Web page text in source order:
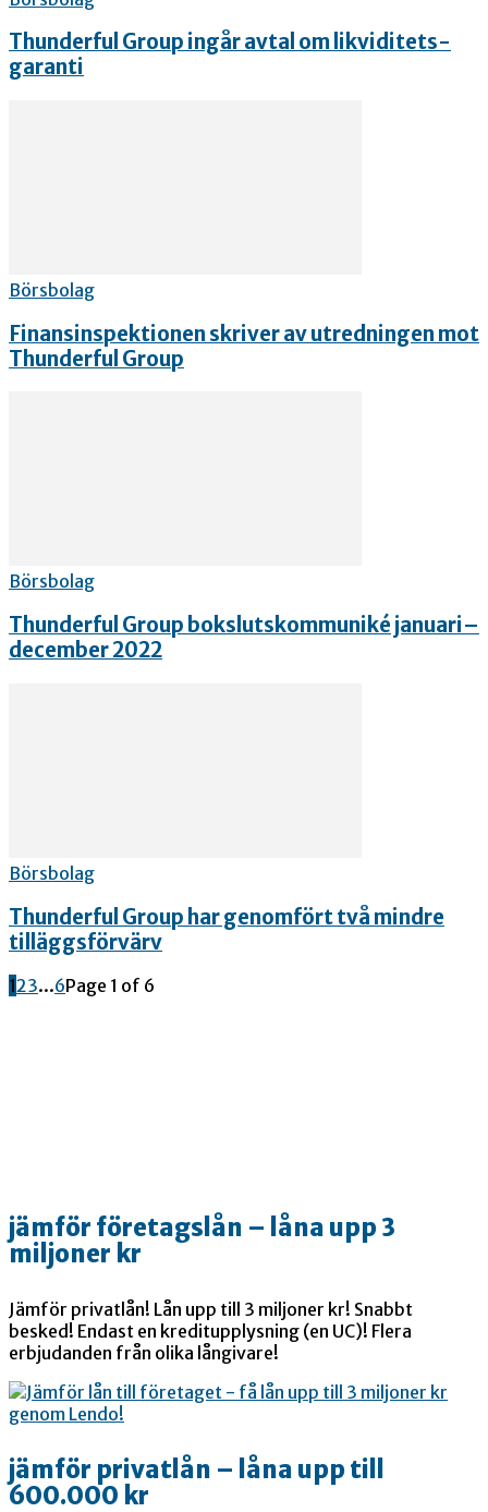
Thunderful Group ingår avtal om likviditets-
garanti
Börsbolag
Finansinspektionen skriver av utredningen mot
Thunderful Group
Börsbolag
Thunderful Group bokslutskommuniké januari–
december 2022
Börsbolag
Thunderful Group har genomfört två mindre
tilläggsförvärv
123...6Page 1 of 6
jämför företagslån – låna upp 3
miljoner kr
Jämför privatlån! Lån upp till 3 miljoner kr! Snabbt
besked! Endast en kreditupplysning (en UC)! Flera
erbjudanden från olika långivare!
jämför privatlån – låna upp till
600.000 kr